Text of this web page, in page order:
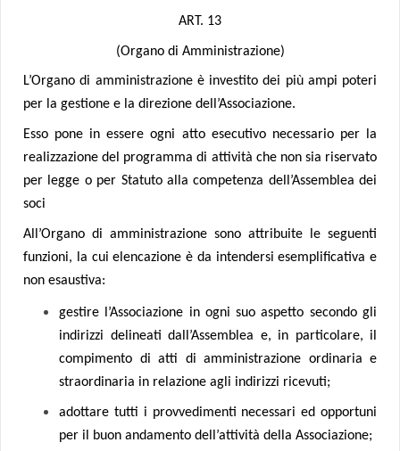
ART. 13
(Organo di Amministrazione)
L’Organo di amministrazione è investito dei più ampi poteri
per la gestione e la direzione dell’Associazione.
Esso pone in essere ogni atto esecutivo necessario per la
realizzazione del programma di attività che non sia riservato
per legge o per Statuto alla competenza dell’Assemblea dei
soci
All’Organo di amministrazione sono attribuite le seguenti
funzioni, la cui elencazione è da intendersi esemplificativa e
non esaustiva:
gestire l’Associazione in ogni suo aspetto secondo gli
indirizzi delineati dall’Assemblea e, in particolare, il
compimento di atti di amministrazione ordinaria e
straordinaria in relazione agli indirizzi ricevuti;
adottare tutti i provvedimenti necessari ed opportuni
per il buon andamento dell’attività della Associazione;